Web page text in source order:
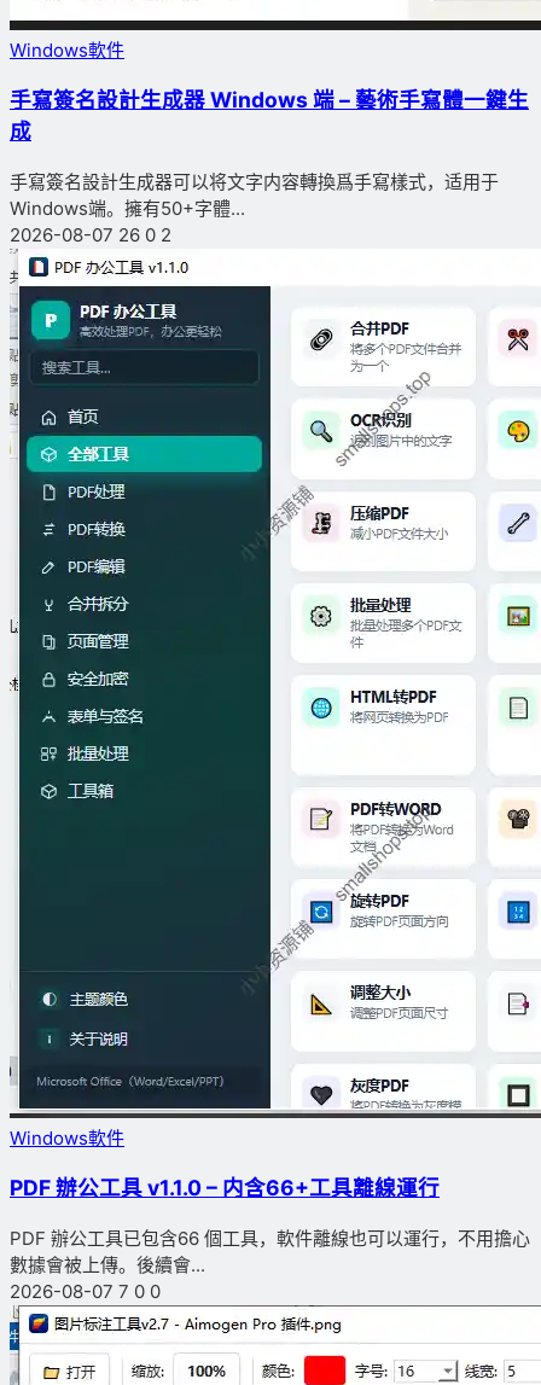
Windows軟件
手寫簽名設計生成器 Windows 端 – 藝術手寫體一鍵生
成
手寫簽名設計生成器可以将文字内容轉換爲手寫樣式，适用于
Windows端。擁有50+字體...
2026-08-07 26 0 2
Windows軟件
PDF 辦公工具 v1.1.0 – 内含66+工具離線運行
PDF 辦公工具已包含66 個工具，軟件離線也可以運行，不用擔心
數據會被上傳。後續會...
2026-08-07 7 0 0